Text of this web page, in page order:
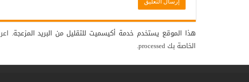
هذا الموقع يستخدم خدمة أكيسميت للتقليل من البريد المزعجة.
الخاصة بك processed
.